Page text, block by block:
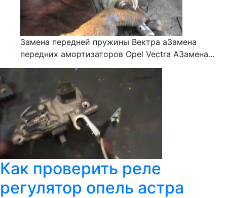
Замена передней пружины Вектра аЗамена
передних амортизаторов Opel Vectra AЗамена...
Как проверить реле
регулятор опель астра